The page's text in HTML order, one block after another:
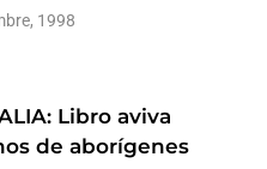
1998
Libro aviva
de aborígenes